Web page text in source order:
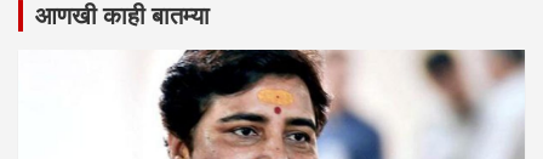
आणखी काही बातम्या